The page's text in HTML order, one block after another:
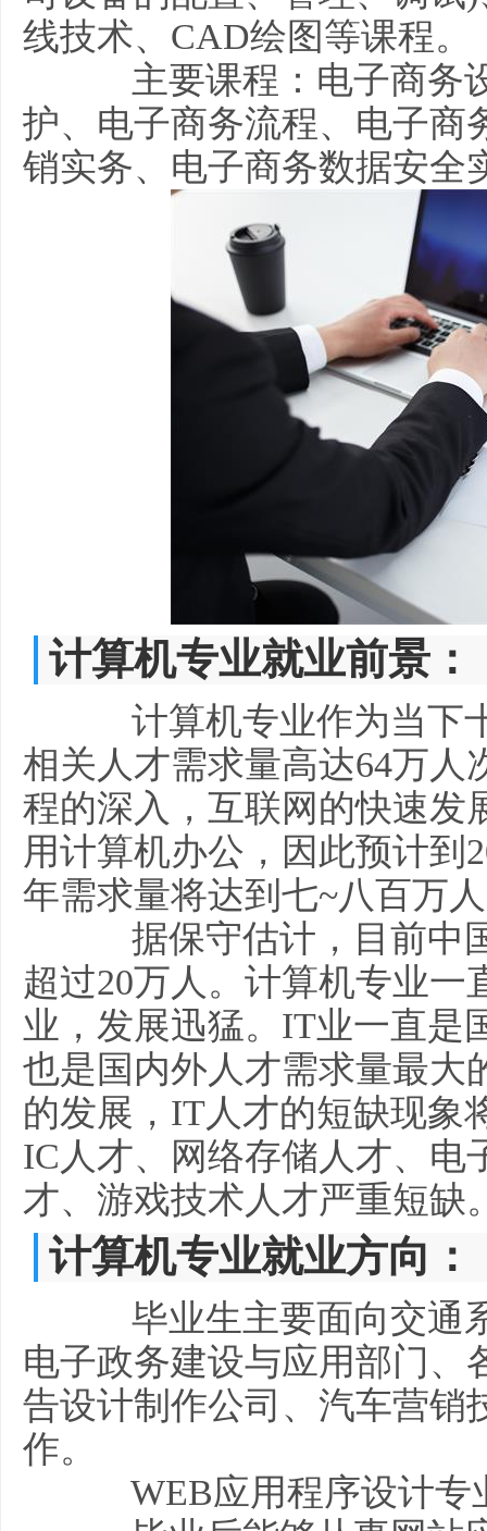
线技术、CAD绘图等课程。
主要课程：电子商务
护、电子商务流程、电子商
销实务、电子商务数据安全
计算机专业就业前景：
计算机专业作为当下
相关人才需求量高达64万人
程的深入，互联网的快速发
用计算机办公，因此预计到
年需求量将达到七~八百万
据保守估计，目前中
超过20万人。计算机专业
业，发展迅猛。IT业一直是
也是国内外人才需求量最大
的发展，IT人才的短缺现象
IC人才、网络存储人才、电
才、游戏技术人才严重短缺
计算机专业就业方向：
毕业生主要面向交通
电子政务建设与应用部门、
告设计制作公司、汽车营销
作。
WEB应用程序设计专